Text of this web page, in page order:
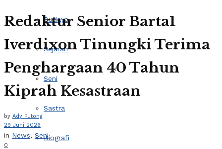
Budaya
Sejarah
Seni
Sastra
Biografi
Redaktur Senior Barta1
Iverdixon Tinungki Terima
Penghargaan 40 Tahun
Kiprah Kesastraan
by Ady Putong
29 Juni 2026
in News, Seni
0